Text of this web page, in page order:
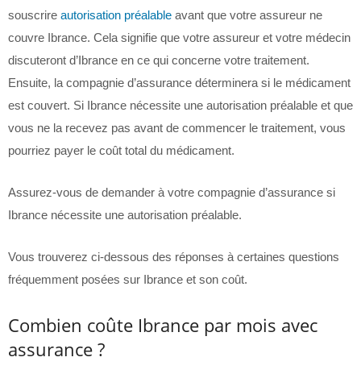
souscrire autorisation préalable avant que votre assureur ne
couvre Ibrance. Cela signifie que votre assureur et votre médecin
discuteront d’Ibrance en ce qui concerne votre traitement.
Ensuite, la compagnie d’assurance déterminera si le médicament
est couvert. Si Ibrance nécessite une autorisation préalable et que
vous ne la recevez pas avant de commencer le traitement, vous
pourriez payer le coût total du médicament.
Assurez-vous de demander à votre compagnie d’assurance si
Ibrance nécessite une autorisation préalable.
Vous trouverez ci-dessous des réponses à certaines questions
fréquemment posées sur Ibrance et son coût.
Combien coûte Ibrance par mois avec
assurance ?